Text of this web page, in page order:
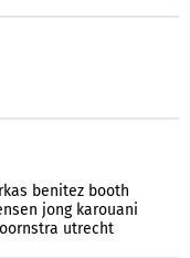
benitez booth
jong karouani
utrecht